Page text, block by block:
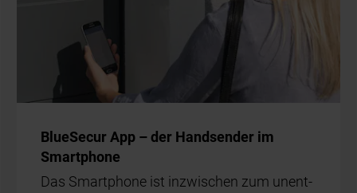
Blue­Secur App – der Hand­sen­der im
Smart­phone
Das Smart­phone ist in­zwi­schen zum un­ent­